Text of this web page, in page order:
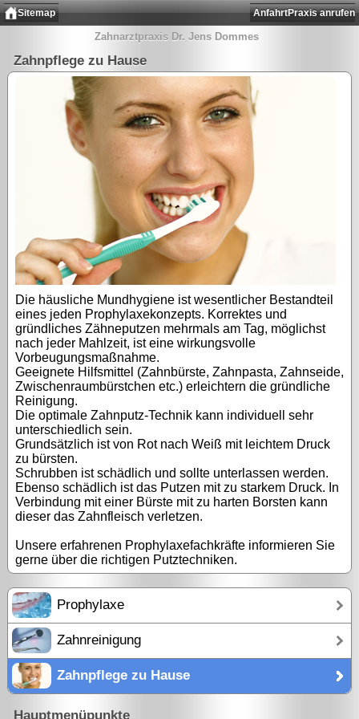
Sitemap Praxis anrufen
Anfahrt
Zahnarztpraxis Dr. Jens Dommes
Zahnpflege zu Hause
Die häusliche Mundhygiene ist wesentlicher Bestandteil
eines jeden Prophylaxekonzepts. Korrektes und
gründliches Zähneputzen mehrmals am Tag, möglichst
nach jeder Mahlzeit, ist eine wirkungsvolle
Vorbeugungsmaßnahme.
Geeignete Hilfsmittel (Zahnbürste, Zahnpasta, Zahnseide,
Zwischenraumbürstchen etc.) erleichtern die gründliche
Reinigung.
Die optimale Zahnputz-Technik kann individuell sehr
unterschiedlich sein.
Grundsätzlich ist von Rot nach Weiß mit leichtem Druck
zu bürsten.
Schrubben ist schädlich und sollte unterlassen werden.
Ebenso schädlich ist das Putzen mit zu starkem Druck. In
Verbindung mit einer Bürste mit zu harten Borsten kann
dieser das Zahnfleisch verletzen.
Unsere erfahrenen Prophylaxefachkräfte informieren Sie
gerne über die richtigen Putztechniken.
Prophylaxe
Zahnreinigung
Zahnpflege zu Hause
Hauptmenüpunkte